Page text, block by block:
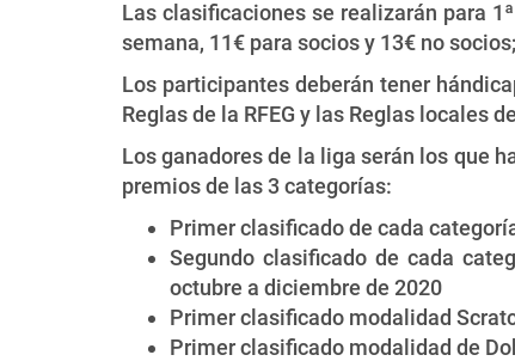
Las clasificaciones se realizarán para
semana, 11€ para socios y 13€ no
Los participantes deberán tener
Reglas de la RFEG y las Reglas locales
Los ganadores de la liga serán los que
premios de las 3 categorías:
Primer clasificado de cada
Segundo clasificado de cada
octubre a diciembre de 2020
Primer clasificado modalidad
Primer clasificado modalidad de